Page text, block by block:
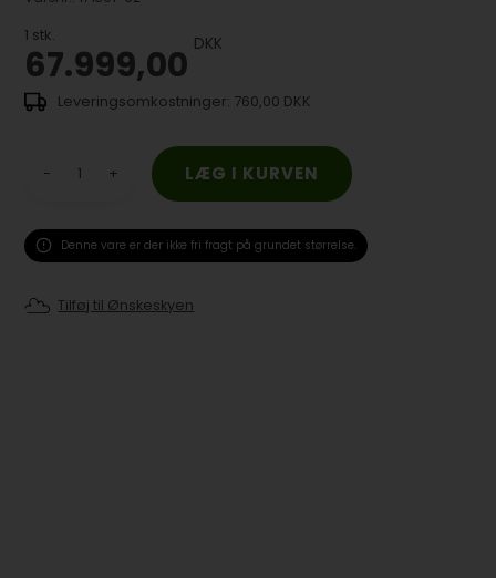
1 stk.
67.999,00 DKK
760,00 DKK
- +
Denne vare er der ikke fri fragt på grundet størrelse.
Tilføj til Ønskeskyen